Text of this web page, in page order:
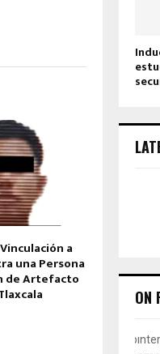
a
una Persona
de Artefacto
ON